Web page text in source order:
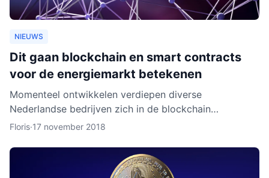
NIEUWS
Dit gaan blockchain en smart contracts
voor de energiemarkt betekenen
Momenteel ontwikkelen verdiepen diverse
Nederlandse bedrijven zich in de blockchain
technologie. Enkele daarvan, zoals BlockLab uit
Floris·17 november 2018